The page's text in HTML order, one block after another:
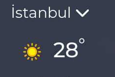
İstanbul
28°